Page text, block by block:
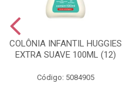
COLÔNIA INFANTIL HUGGIES
EXTRA SUAVE 100ML (12)
Código: 5084905